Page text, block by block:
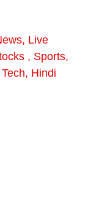
Live
, Sports,
Hindi